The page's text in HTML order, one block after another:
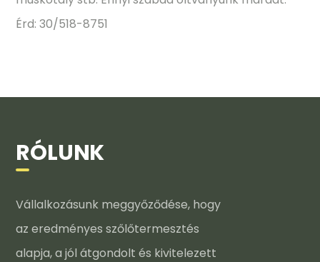
Érd: 30/518-8751
RÓLUNK
Vállalkozásunk meggyőződése, hogy
az eredményes szőlőtermesztés
alapja, a jól átgondolt és kivitelezett